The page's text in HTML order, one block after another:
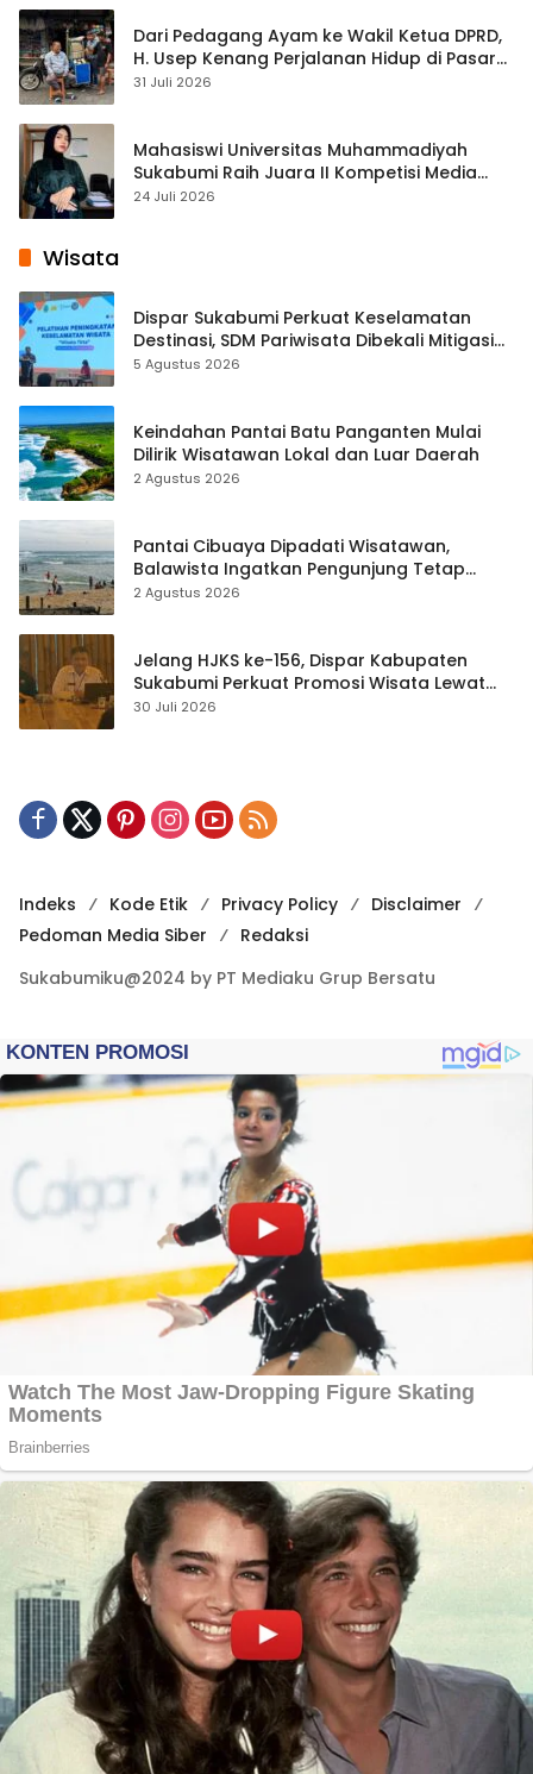
Dari Pedagang Ayam ke Wakil Ketua DPRD,
H. Usep Kenang Perjalanan Hidup di Pasar
Cisaat
31 Juli 2026
Mahasiswi Universitas Muhammadiyah
Sukabumi Raih Juara II Kompetisi Media
Pembelajaran Digital Tingkat Internasional
24 Juli 2026
Wisata
Dispar Sukabumi Perkuat Keselamatan
Destinasi, SDM Pariwisata Dibekali Mitigasi
hingga Teknik Evakuasi
5 Agustus 2026
Keindahan Pantai Batu Panganten Mulai
Dilirik Wisatawan Lokal dan Luar Daerah
2 Agustus 2026
Pantai Cibuaya Dipadati Wisatawan,
Balawista Ingatkan Pengunjung Tetap
Waspada
2 Agustus 2026
Jelang HJKS ke-156, Dispar Kabupaten
Sukabumi Perkuat Promosi Wisata Lewat
Publikasi Digital
30 Juli 2026
Indeks Kode Etik Privacy Policy
Disclaimer
Pedoman Media Siber
Redaksi
Sukabumiku@2024 by PT Mediaku Grup Bersatu